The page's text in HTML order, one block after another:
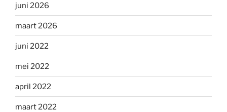
juni 2026
maart 2026
juni 2022
mei 2022
april 2022
maart 2022